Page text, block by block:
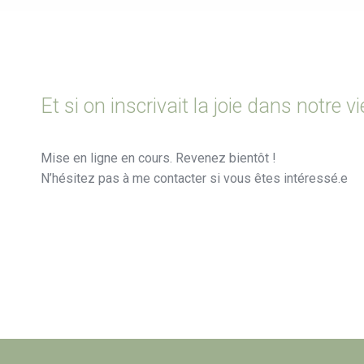
Et si on inscrivait la joie dans notre
Mise en ligne en cours. Revenez bientôt !
N’hésitez pas à me contacter si vous êtes intéressé.e